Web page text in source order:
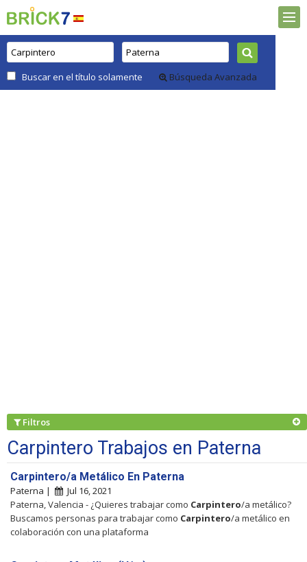
Buscar en el título solamente Búsqueda Avanzada
Filtros
Carpintero Trabajos en Paterna
Carpintero/a Metálico En Paterna
Paterna |
Jul 16, 2021
Paterna, Valencia - ¿Quieres trabajar como Carpintero/a metálico?
Buscamos personas para trabajar como Carpintero/a metálico en
colaboración con una plataforma